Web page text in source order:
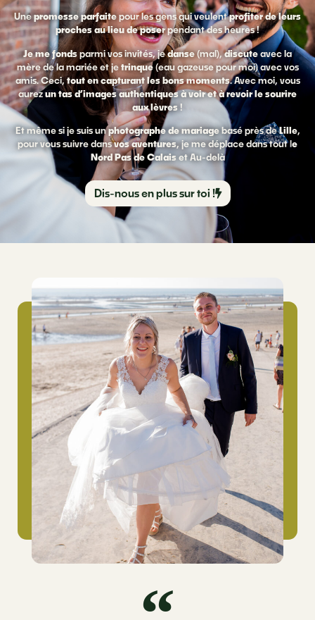
Unepromesse parfaitepour les gens qui veulentprofiter de leurs
proches au lieu de poserpendant des heures !
Je me fondsparmi vos invités, jedanse(mal),discuteavec la
mère de la mariée et jetrinque(eau gazeuse pour moi) avec vos
amis. Ceci,tout en capturant les bons moments. Avec moi, vous
aurezun tas d’images authentiques à voir et à revoir le sourire
aux lèvres !
Et même si je suis unphotographe de mariagebasé près deLille,
pour vous suivre dansvos aventures, je me déplace dans tout le
Nord Pas de Calais et Au-delà
Dis-nous en plus sur toi !